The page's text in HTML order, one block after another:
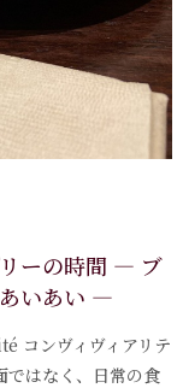
ーの時間 ― ブ
いあい ―
コンヴィヴィアリテ
ではなく、日常の食